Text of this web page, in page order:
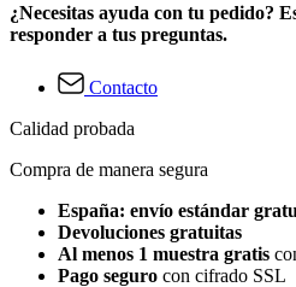
¿Necesitas ayuda con tu pedido?
responder a tus preguntas.
Contacto
Calidad probada
Compra de manera segura
España: envío estándar
Devoluciones gratuitas
Al menos 1 muestra gratis
Pago seguro con cifrado SSL